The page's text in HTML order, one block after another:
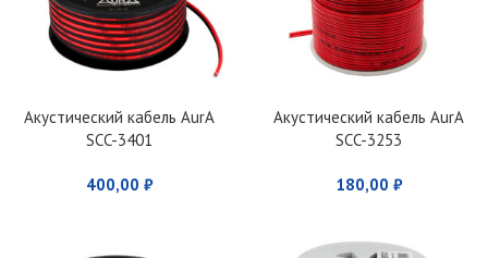
Акустический кабель AurA
SCC-3401
400,00 ₽
Акустический кабель AurA
SCC-3253
180,00 ₽